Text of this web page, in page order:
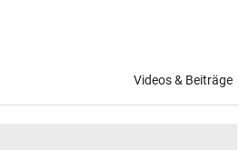
Videos & Beiträge